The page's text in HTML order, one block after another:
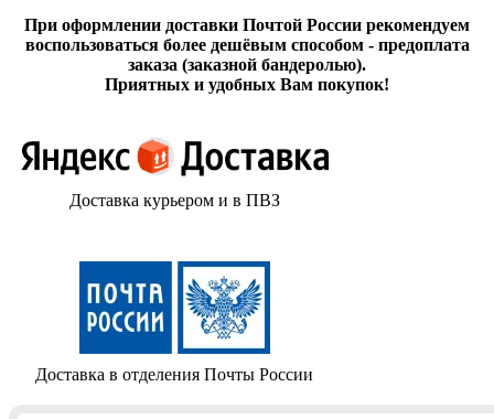
При оформлении доставки Почтой России рекомендуем
воспользоваться более дешёвым способом - предоплата
заказа (заказной бандеролью).
Приятных и удобных Вам покупок!
Доставка курьером и в ПВЗ
Доставка в отделения Почты России